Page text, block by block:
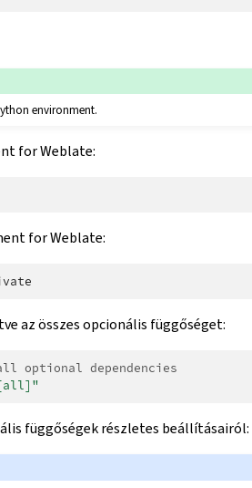
environment.
for Weblate:
for Weblate:
az összes opcionális függőséget:
optional dependencies
függőségek részletes beállításairól: